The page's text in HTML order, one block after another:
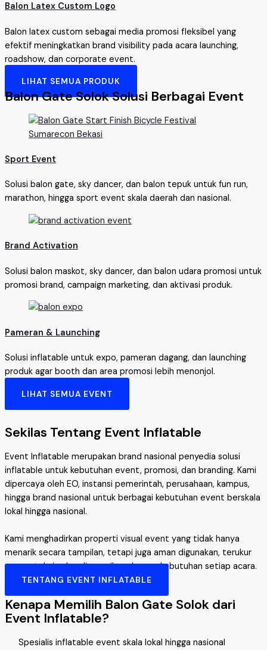
Balon Latex Custom Logo
Balon latex custom sebagai media promosi fleksibel yang
efektif meningkatkan brand visibility pada acara launching,
roadshow, dan corporate event.
LIHAT SEMUA PRODUK
Balon Gate Solok Solusi Berbagai Event
Sport Event
Solusi balon gate, sky dancer, dan balon tepuk untuk fun run,
marathon, hingga sport event skala daerah dan nasional.
Brand Activation
Solusi balon maskot, sky dancer, dan balon udara promosi untuk
promosi brand, campaign marketing, dan aktivasi produk.
Pameran & Launching
Solusi inflatable untuk expo, pameran dagang, dan launching
produk agar booth dan area promosi lebih menonjol.
LIHAT SEMUA EVENT
Sekilas Tentang Event Inflatable
Event Inflatable merupakan brand nasional penyedia solusi
inflatable untuk kebutuhan event, promosi, dan branding. Kami
dipercaya oleh EO, instansi pemerintah, perusahaan, kampus,
hingga brand nasional untuk berbagai kebutuhan event berskala
lokal hingga nasional.
Kami menghadirkan properti visual event yang tidak hanya
menarik secara tampilan, tetapi juga aman digunakan, terukur
secara teknis, dan disesuaikan dengan kebutuhan setiap acara.
TENTANG EVENT INFLATABLE
Kenapa Memilih Balon Gate Solok dari
Event Inflatable?
Spesialis inflatable event skala lokal hingga nasional